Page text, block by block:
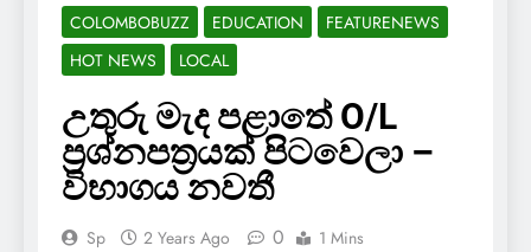
COLOMBOBUZZ EDUCATION
FEATURENEWS
HOT NEWS
LOCAL
උතුරු මැද පළාතේ O/L
ප්‍රශ්නපත්‍රයක් පිටවෙලා –
විභාගය නවතී
Sp 2 Years Ago 0 1 Mins